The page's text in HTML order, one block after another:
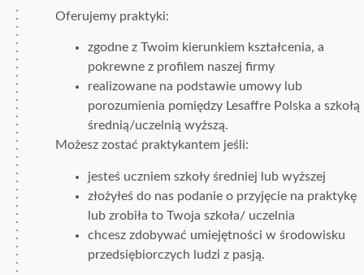
Oferujemy praktyki:
zgodne z Twoim kierunkiem kształcenia, a
pokrewne z profilem naszej firmy
realizowane na podstawie umowy lub
porozumienia pomiędzy Lesaffre Polska a szkołą
średnią/uczelnią wyższą.
Możesz zostać praktykantem jeśli:
jesteś uczniem szkoły średniej lub wyższej
złożyłeś do nas podanie o przyjęcie na praktykę
lub zrobiła to Twoja szkoła/ uczelnia
chcesz zdobywać umiejętności w środowisku
przedsiębiorczych ludzi z pasją.